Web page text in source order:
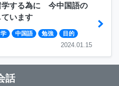
学する為に 今中国語の
います
中国語 勉強 目的
2024.01.15
話